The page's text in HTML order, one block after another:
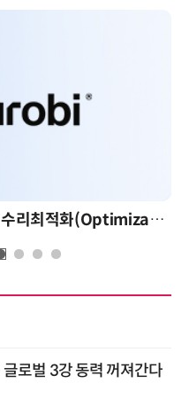
AI 시대의 의사결정을 바꾸는 수리최적화(Optimization): 실제 산업 적용 사례와 활용 전략
로벌 3강 동력 꺼져간다